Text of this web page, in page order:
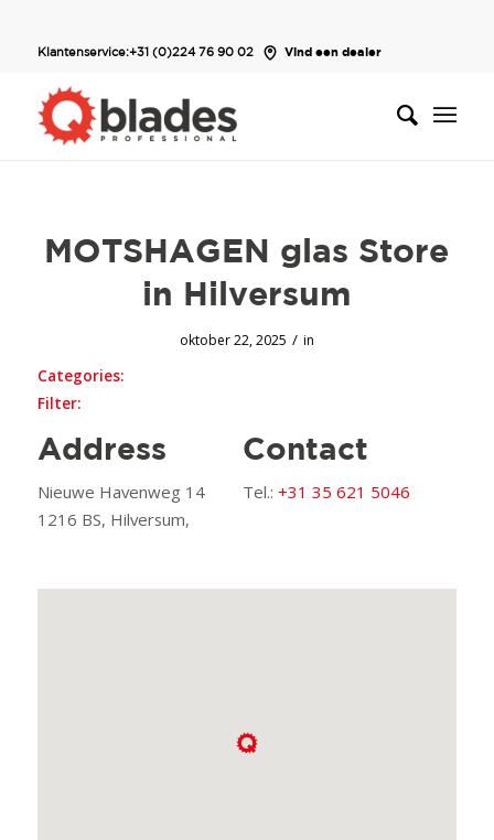
Klantenservice:+31 (0)224 76 90 02 Vind een dealer
MOTSHAGEN glas Store
in Hilversum
oktober 22, 2025 / in
Categories:
Filter:
Address
Nieuwe Havenweg 14
1216 BS, Hilversum,
Contact
Tel.:+31 35 621 5046